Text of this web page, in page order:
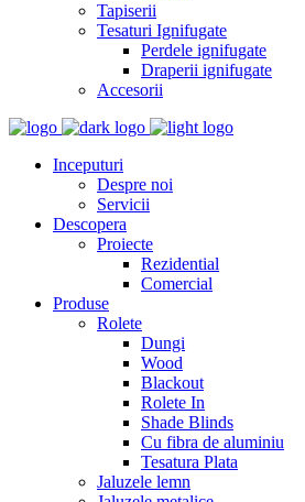
Tapiserii
Tesaturi Ignifugate
Perdele ignifugate
Draperii ignifugate
Accesorii
Inceputuri
Despre noi
Servicii
Descopera
Proiecte
Rezidential
Comercial
Produse
Rolete
Dungi
Wood
Blackout
Rolete In
Shade Blinds
Cu fibra de aluminiu
Tesatura Plata
Jaluzele lemn